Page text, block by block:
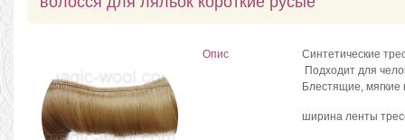
Опис
Синтетические
Подходит для
Блестящие, мягкие
ширина ленты